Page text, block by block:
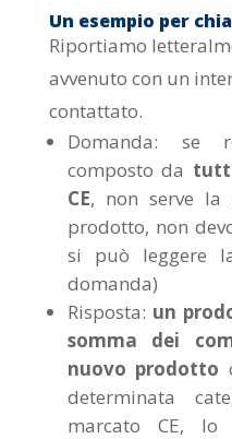
Un esempio per
Riportiamo
avvenuto con un
contattato.
Domanda: se
composto da
CE, non serve la
prodotto, non
si può leggere
domanda)
Risposta: un
somma dei
nuovo prodotto
determinata
marcato CE,